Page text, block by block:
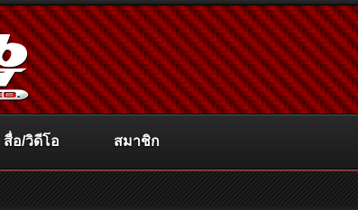
สื่อ/วิดีโอ สมาชิก